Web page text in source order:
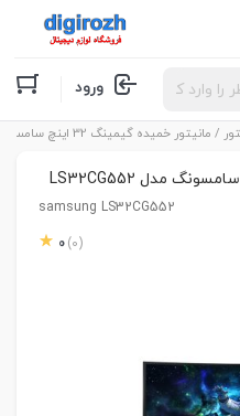
ورود
/ مانیتور خمیده گیمینگ 32 اینچ سامسونگ مدل LS32CG552
samsung LS32CG552
0 (0)